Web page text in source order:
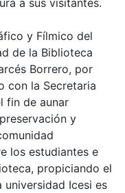
y Fílmico del
de la Biblioteca
Borrero, por
con la Secretaria
fin de aunar
y
los estudiantes e
propiciando el
universidad Icesi es